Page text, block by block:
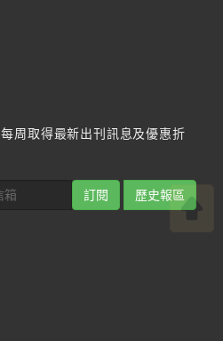
每周取得最新出刊訊息及優惠折
訂閱 歷史報區